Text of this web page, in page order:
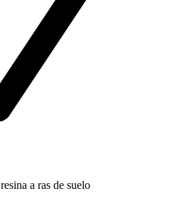
a ras de suelo